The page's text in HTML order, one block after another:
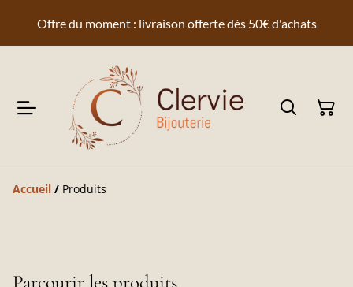
Offre du moment : livraison offerte dès 50€ d'achats
Accueil / Produits